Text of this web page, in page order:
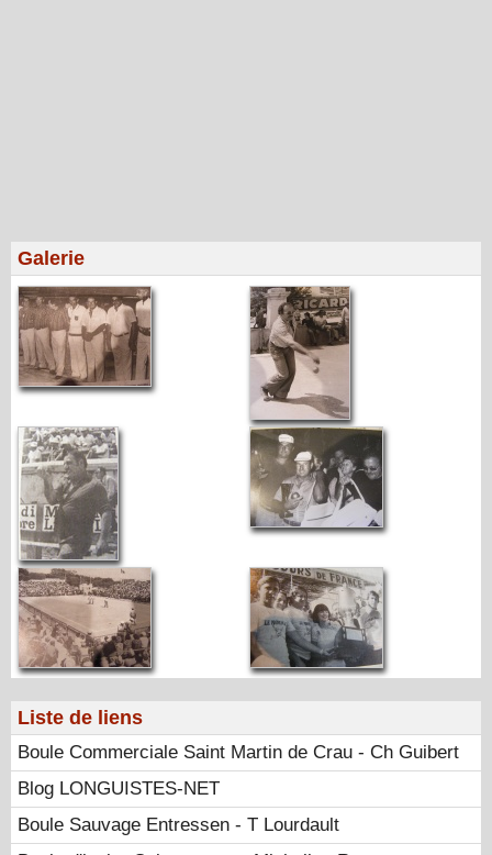
Galerie
Liste de liens
Boule Commerciale Saint Martin de Crau - Ch Guibert
Blog LONGUISTES-NET
Boule Sauvage Entressen - T Lourdault